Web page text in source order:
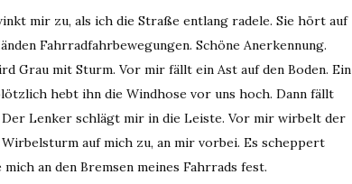
mir zu, als ich die Straße entlang radele. Sie hört auf
Fahrradfahrbewegungen. Schöne Anerkennung.
Grau mit Sturm. Vor mir fällt ein Ast auf den Boden. Ein
hebt ihn die Windhose vor uns hoch. Dann fällt
Der Lenker schlägt mir in die Leiste. Vor mir wirbelt der
Wirbelsturm auf mich zu, an mir vorbei. Es scheppert
an den Bremsen meines Fahrrads fest.